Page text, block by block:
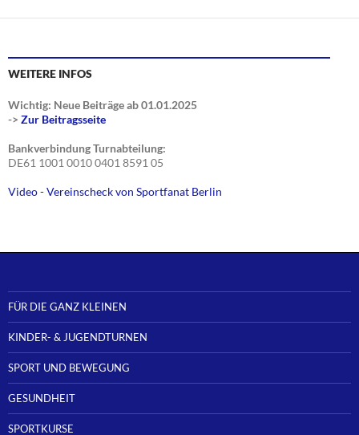
WEITERE INFOS
Wichtig: Neue Beiträge ab 01.01.2025
-> Zur Beitragsseite
Bankverbindung Turnabteilung:
DE61 1001 0010 0401 8591 05
Video - Vereinscheck von Sportfanat Berlin
FÜR DIE GANZ KLEINEN
KINDER- & JUGENDTURNEN
SPORT UND BEWEGUNG
GESUNDHEIT
SPORTKURSE